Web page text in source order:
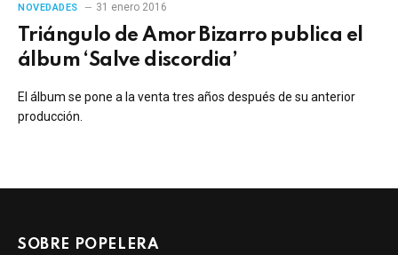
NOVEDADES 31 enero 2016
Triángulo de Amor Bizarro publica el
álbum ‘Salve discordia’
El álbum se pone a la venta tres años después de su anterior
producción.
SOBRE POPELERA